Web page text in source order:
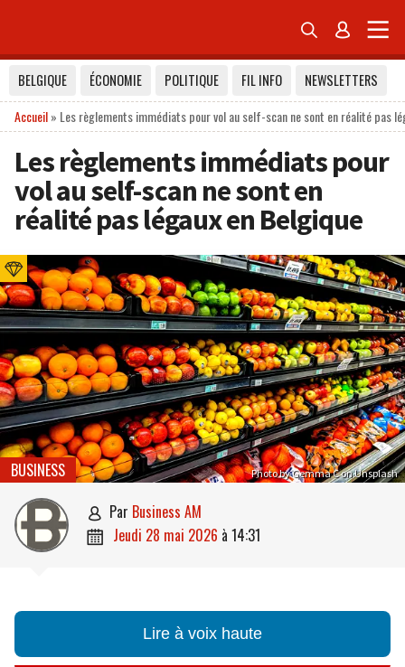
 
BELGIQUE ÉCONOMIE POLITIQUE FIL INFO
NEWSLETTERS
Accueil» Les règlements immédiats pour vol au self-scan ne sont en réalité pas
Les règlements immédiats pour
vol au self-scan ne sont en
réalité pas légaux en Belgique
Photo by Gemma C on Unsplash
BUSINESS
 par Business AM
 jeudi 28 mai 2026 à 14:31
Lire à voix haute